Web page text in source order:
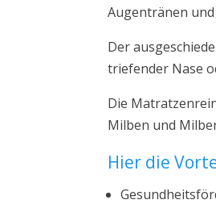
Augentränen
Der
triefender Nase
Die
Milben und
Hier die